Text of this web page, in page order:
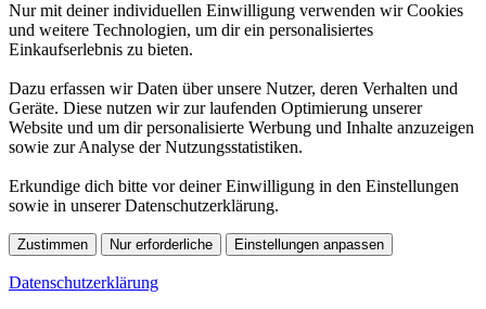
Nur mit deiner individuellen Einwilligung verwenden wir Cookies
und weitere Technologien, um dir ein personalisiertes
Einkaufserlebnis zu bieten.
Dazu erfassen wir Daten über unsere Nutzer, deren Verhalten und
Geräte. Diese nutzen wir zur laufenden Optimierung unserer
Website und um dir personalisierte Werbung und Inhalte anzuzeigen
sowie zur Analyse der Nutzungsstatistiken.
Erkundige dich bitte vor deiner Einwilligung in den Einstellungen
sowie in unserer Datenschutzerklärung.
Zustimmen Nur erforderliche Einstellungen anpassen
Datenschutzerklärung